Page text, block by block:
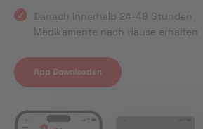
Danach innerhalb 24-48 Stunden
Medikamente nach Hause erhalten
App Downloaden